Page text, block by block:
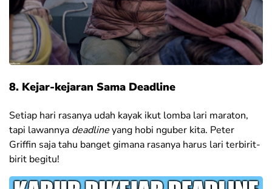
8. Kejar-kejaran Sama Deadline
Setiap hari rasanya udah kayak ikut lomba lari maraton,
tapi lawannya deadlineyang hobi nguber kita. Peter
Griffin saja tahu banget gimana rasanya harus lari terbirit-
birit begitu!